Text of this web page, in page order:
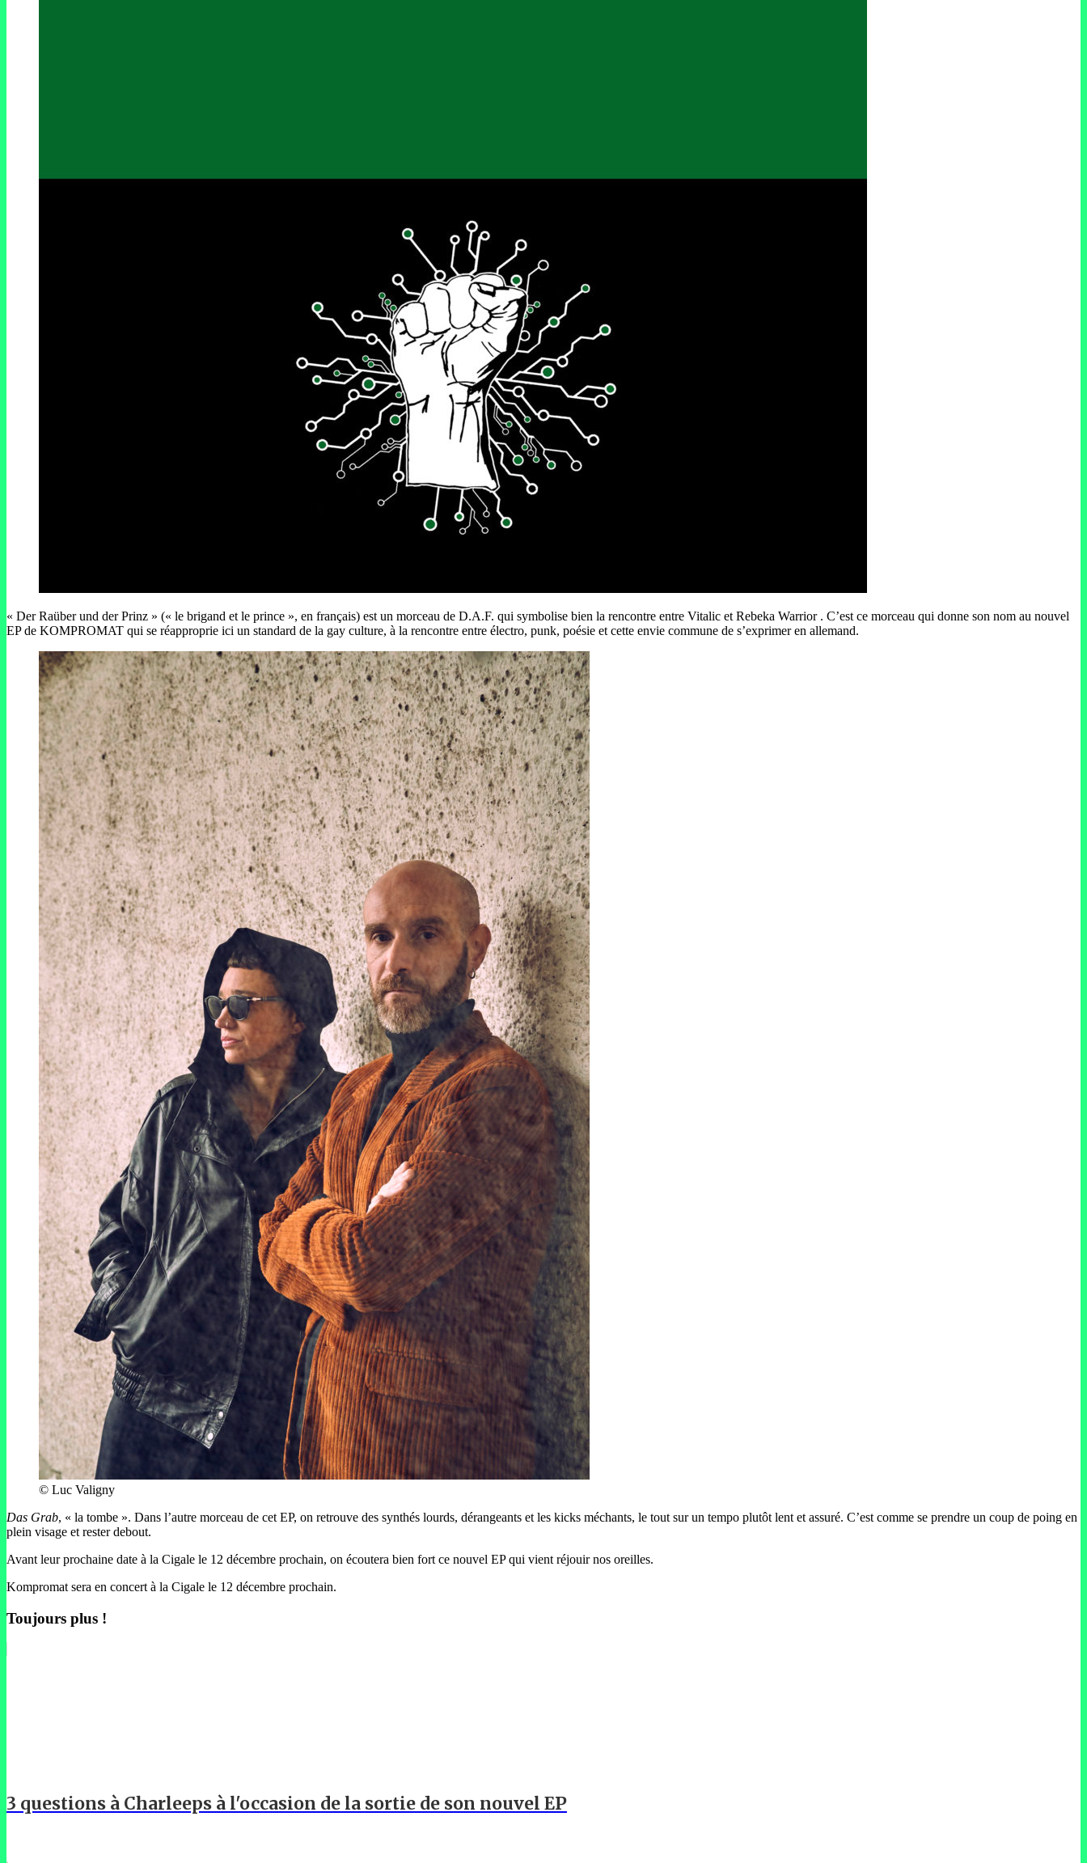
« Der Raüber und der Prinz » (« le brigand et le prince », en français) est un morceau de D.A.F. qui symbolise bien la rencontre entre Vitalic et Rebeka Warrior . C’est ce morceau qui donne son nom au nouvel
EP de KOMPROMAT qui se réapproprie ici un standard de la gay culture, à la rencontre entre électro, punk, poésie et cette envie commune de s’exprimer en allemand.
© Luc Valigny
Das Grab, « la tombe ». Dans l’autre morceau de cet EP, on retrouve des synthés lourds, dérangeants et les kicks méchants, le tout sur un tempo plutôt lent et assuré. C’est comme se prendre un coup de poing en
plein visage et rester debout.
Avant leur prochaine date à la Cigale le 12 décembre prochain, on écoutera bien fort ce nouvel EP qui vient réjouir nos oreilles.
Kompromat sera en concert à la Cigale le 12 décembre prochain.
Toujours plus !
3 questions à Charleeps à l'occasion de la sortie de son nouvel EP